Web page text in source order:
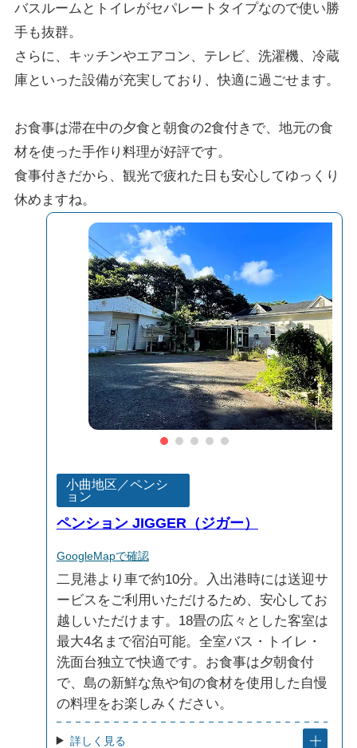
バスルームとトイレがセパレートタイプなので使い勝
手も抜群。
さらに、キッチンやエアコン、テレビ、洗濯機、冷蔵
庫といった設備が充実しており、快適に過ごせます。
お食事は滞在中の夕食と朝食の2食付きで、地元の食
材を使った手作り料理が好評です。
食事付きだから、観光で疲れた日も安心してゆっくり
休めますね。
小曲地区／ペンシ
ョン
ペンション JIGGER（ジガー）
GoogleMapで確認
二見港より車で約10分。入出港時には送迎サ
ービスをご利用いただけるため、安心してお
越しいただけます。18畳の広々とした客室は
最大4名まで宿泊可能。全室バス・トイレ・
洗面台独立で快適です。お食事は夕朝食付
で、島の新鮮な魚や旬の食材を使用した自慢
の料理をお楽しみください。
詳しく見る